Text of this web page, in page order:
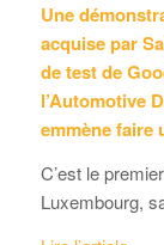
Une
acquise par
de test de
l’Automotive
emmène faire
C’est le
Luxembourg,